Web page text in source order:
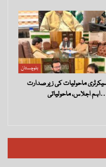
بلوچستان
ماحولیات کی زیر صدارت
ماحولیاتی…